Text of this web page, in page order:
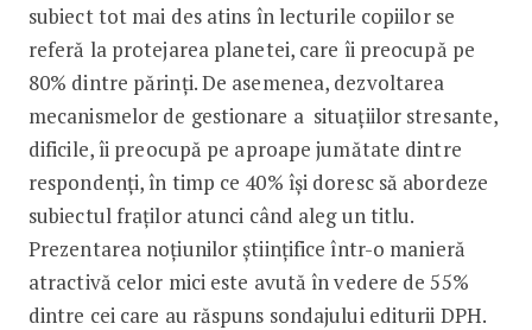
subiect tot mai des atins în lecturile copiilor se
referă la protejarea planetei, care îi preocupă pe
80% dintre părinți. De asemenea, dezvoltarea
mecanismelor de gestionare a situațiilor stresante,
dificile, îi preocupă pe aproape jumătate dintre
respondenți, în timp ce 40% își doresc să abordeze
subiectul fraților atunci când aleg un titlu.
Prezentarea noțiunilor științifice într-o manieră
atractivă celor mici este avută în vedere de 55%
dintre cei care au răspuns sondajului editurii DPH.